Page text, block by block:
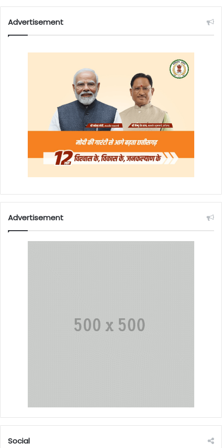
Advertisement
Advertisement
Social